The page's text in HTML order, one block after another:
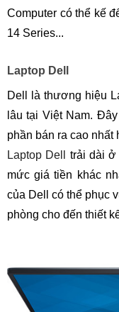
Computer có thể kế
14 Series...
Laptop Dell
Dell là thương hiệu
lâu tại Việt Nam.
phần bán ra cao
Laptop Dell
trải dài ở
mức giá tiền khác
của Dell có thể phục
phòng cho đến thiết